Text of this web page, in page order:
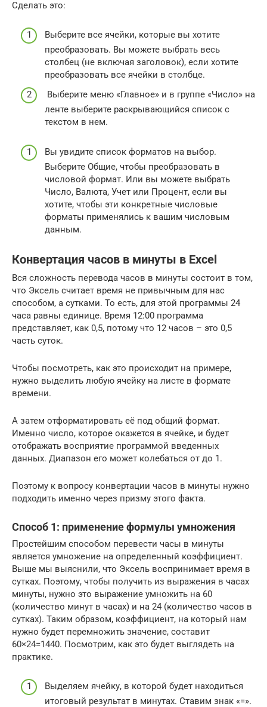
Сделать это:
Выберите все ячейки, которые вы хотите
преобразовать. Вы можете выбрать весь
столбец (не включая заголовок), если хотите
преобразовать все ячейки в столбце.
Выберите меню «Главное» и в группе «Число» на
ленте выберите раскрывающийся список с
текстом в нем.
Вы увидите список форматов на выбор.
Выберите Общие, чтобы преобразовать в
числовой формат. Или вы можете выбрать
Число, Валюта, Учет или Процент, если вы
хотите, чтобы эти конкретные числовые
форматы применялись к вашим числовым
данным.
Конвертация часов в минуты в Excel
Вся сложность перевода часов в минуты состоит в том,
что Эксель считает время не привычным для нас
способом, а сутками. То есть, для этой программы 24
часа равны единице. Время 12:00 программа
представляет, как 0,5, потому что 12 часов – это 0,5
часть суток.
Чтобы посмотреть, как это происходит на примере,
нужно выделить любую ячейку на листе в формате
времени.
А затем отформатировать её под общий формат.
Именно число, которое окажется в ячейке, и будет
отображать восприятие программой введенных
данных. Диапазон его может колебаться от до 1.
Поэтому к вопросу конвертации часов в минуты нужно
подходить именно через призму этого факта.
Способ 1: применение формулы умножения
Простейшим способом перевести часы в минуты
является умножение на определенный коэффициент.
Выше мы выяснили, что Эксель воспринимает время в
сутках. Поэтому, чтобы получить из выражения в часах
минуты, нужно это выражение умножить на 60
(количество минут в часах) и на 24 (количество часов в
сутках). Таким образом, коэффициент, на который нам
нужно будет перемножить значение, составит
60×24=1440. Посмотрим, как это будет выглядеть на
практике.
Выделяем ячейку, в которой будет находиться
итоговый результат в минутах. Ставим знак «=».